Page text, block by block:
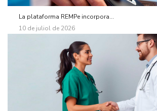
La plataforma REMPe incorpora...
10 de juliol de 2026